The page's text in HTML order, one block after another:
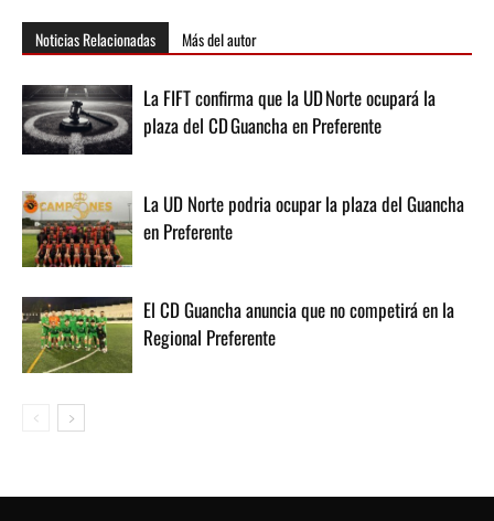
Noticias Relacionadas Más del autor
La FIFT confirma que la UD Norte ocupará la
plaza del CD Guancha en Preferente
La UD Norte podria ocupar la plaza del Guancha
en Preferente
El CD Guancha anuncia que no competirá en la
Regional Preferente